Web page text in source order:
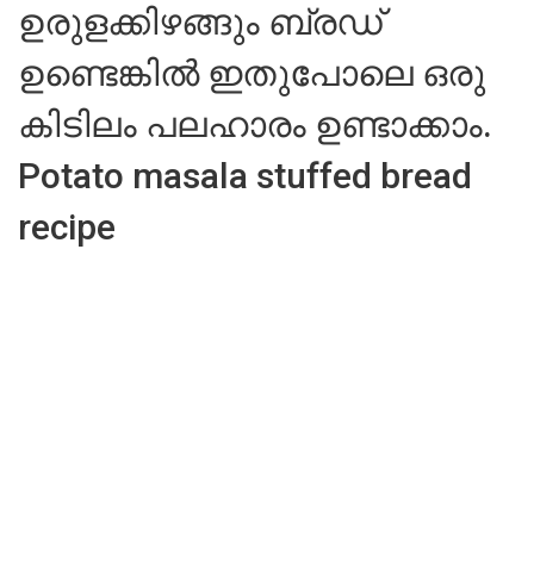
ഉരുളക്കിഴങ്ങും ബ്രഡ്
ഉണ്ടെങ്കിൽ ഇതുപോലെ ഒരു
കിടിലം പലഹാരം ഉണ്ടാക്കാം.
Potato masala stuffed bread
recipe